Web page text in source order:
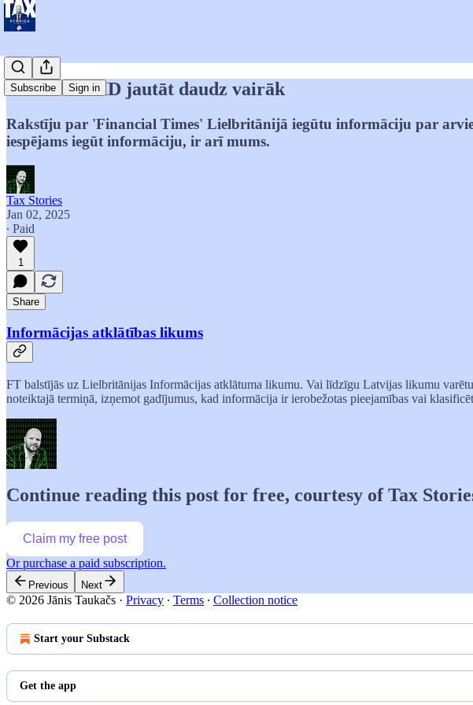
Subscribe Sign in
Drīkstam VID jautāt daudz vairāk
Rakstīju par 'Financial Times' Lielbritānijā iegūtu informāciju par
iespējams iegūt informāciju, ir arī mums.
Tax Stories
Jan 02, 2025
∙ Paid
1
Share
Informācijas atklātības likums
FT balstījās uz Lielbritānijas Informācijas atklātuma likumu. Vai līdzīgu Latvijas likumu
noteiktajā termiņā, izņemot gadījumus, kad informācija ir ierobežotas pieejamības vai
Continue reading this post for free, courtesy of Tax
Claim my free post
Or purchase a paid subscription.
Previous Next
© 2026 Jānis Taukačs · Privacy ∙ Terms ∙ Collection notice
Start your Substack
Get the app